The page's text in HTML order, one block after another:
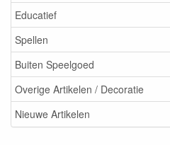
Educatief
Spellen
Buiten Speelgoed
Overige Artikelen / Decoratie
Nieuwe Artikelen